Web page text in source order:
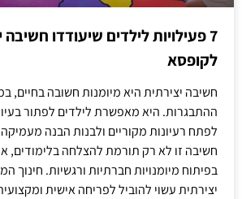
7 פעילויות לילדים שיעודדו
לקופסא
חשיבה יצירתית היא מיומנות חשובה בחיים,
ההתבגרות. היא מאפשרת לילדים לפתור
לפתח רעיונות מקוריים ולבנות הבנה
חשיבה זו לא רק תורמת להצלחה בלימודים,
בפיתוח מיומנויות חברתיות ורגשיות. חינוך
יצירתית עשוי להוביל לפריחה אישית